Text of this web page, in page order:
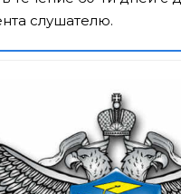
слушателю.